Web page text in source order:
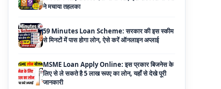
लिए से ले सकते है 5 लाख रूपए का लोन, यहाँ से देखे पूरी
जानकारी
दुकानदारों और रेहड़ी-पटरी वालों को मिलता है बिना गारंटी 80
हजार का लोन, मिलेगी 9% की सब्सिडी